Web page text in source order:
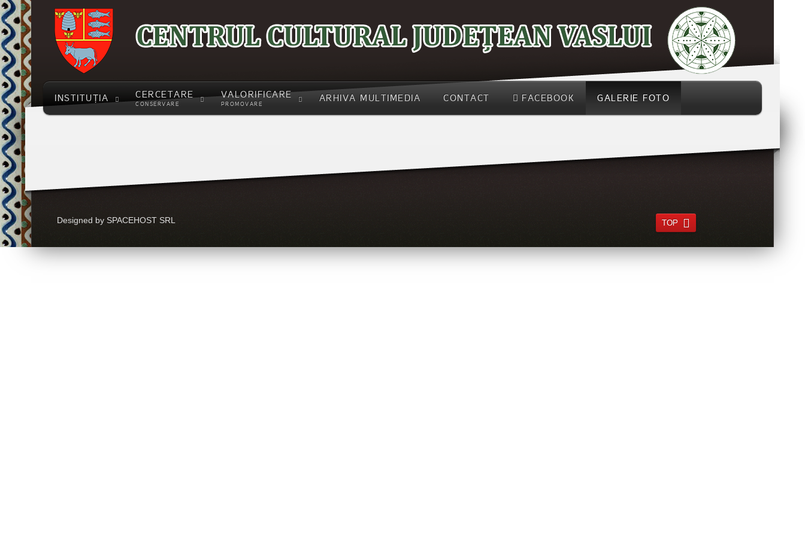
străbuni
INSTITUȚIA CERCETARE
CONSERVARE
VALORIFICARE
PROMOVARE
ARHIVA MULTIMEDIA CONTACT FACEBOOK GALERIE FOTO
Designed by SPACEHOST SRL TOP